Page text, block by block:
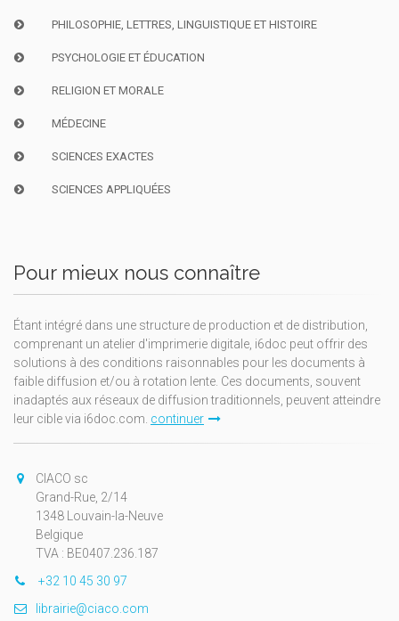
PHILOSOPHIE, LETTRES, LINGUISTIQUE ET HISTOIRE
PSYCHOLOGIE ET ÉDUCATION
RELIGION ET MORALE
MÉDECINE
SCIENCES EXACTES
SCIENCES APPLIQUÉES
Pour mieux nous connaître
Étant intégré dans une structure de production et de distribution,
comprenant un atelier d'imprimerie digitale, i6doc peut offrir des
solutions à des conditions raisonnables pour les documents à
faible diffusion et/ou à rotation lente. Ces documents, souvent
inadaptés aux réseaux de diffusion traditionnels, peuvent atteindre
leur cible via i6doc.com. continuer
CIACO sc
Grand-Rue, 2/14
1348 Louvain-la-Neuve
Belgique
TVA : BE0407.236.187
+32 10 45 30 97
librairie@ciaco.com